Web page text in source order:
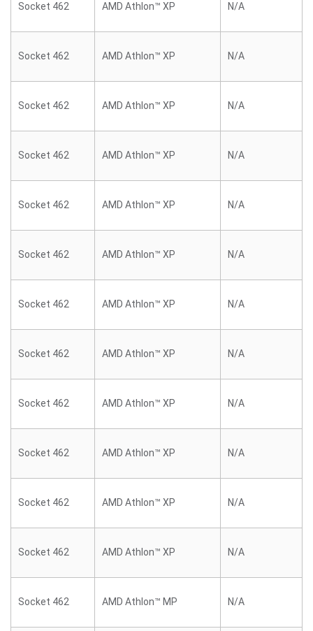
Socket 462 AMD Athlon™ XP N/A
Socket 462 AMD Athlon™ XP N/A
Socket 462 AMD Athlon™ XP N/A
Socket 462 AMD Athlon™ XP N/A
Socket 462 AMD Athlon™ XP N/A
Socket 462 AMD Athlon™ XP N/A
Socket 462 AMD Athlon™ XP N/A
Socket 462 AMD Athlon™ XP N/A
Socket 462 AMD Athlon™ XP N/A
Socket 462 AMD Athlon™ XP N/A
Socket 462 AMD Athlon™ XP N/A
Socket 462 AMD Athlon™ XP N/A
Socket 462 AMD Athlon™ MP N/A